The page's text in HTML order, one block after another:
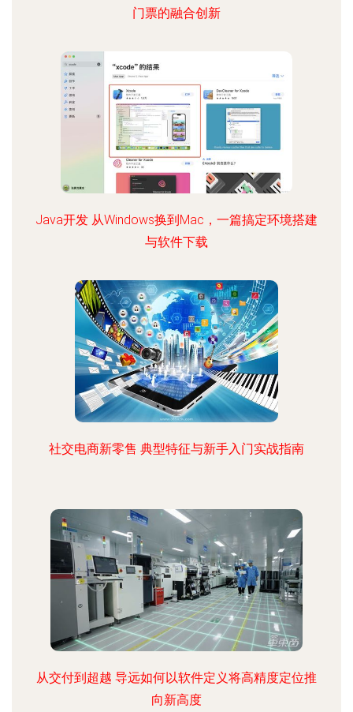
门票的融合创新
Java开发 从Windows换到Mac，一篇搞定环境搭建
与软件下载
社交电商新零售 典型特征与新手入门实战指南
从交付到超越 导远如何以软件定义将高精度定位推
向新高度